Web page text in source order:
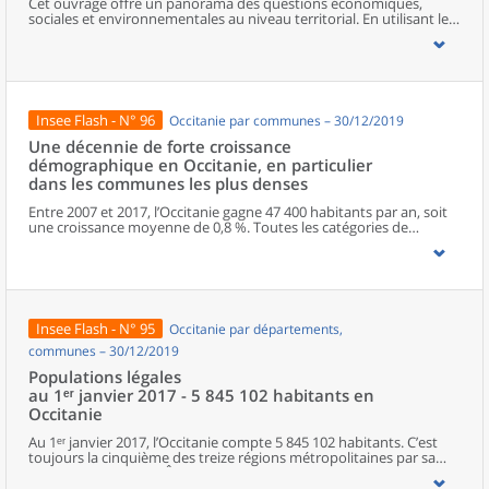
revanche, l’accroissement naturel, qui se mesure par la différence
entre le nombre de décès et de naissances, demeure en Occitanie
se situe très loin de la Guyane (+ 2,4 % par an) ou de l’Île-de-France
Alpes (+ 0,3 %) et Nouvelle-Aquitaine (- 0,1 %).
sociales et environnementales au niveau territorial. En utilisant les
disparités géographiques en France, sur les forces et faiblesses des
population.
Insee Flash - N° 96 Occitanie par communes – 30/12/2019
Une décennie de forte croissance
démographique en Occitanie, en particulier
dans les communes les plus denses
Entre 2007 et 2017, l’Occitanie gagne 47 400 habitants par an, soit
une croissance moyenne de 0,8 %. Toutes les catégories de
territoires, quel que soit leur degré de densité, bénéficient de ce
dynamisme démographique. Mais il est particulièrement fort dans
agglomérations qui conjuguent excédents naturel et migratoire.
Insee Flash - N° 95
Occitanie par départements,
communes – 30/12/2019
Populations légales
au 1ᵉʳ janvier 2017 - 5 845 102 habitants en
Occitanie
Au 1ᵉʳ janvier 2017, l’Occitanie compte 5 845 102 habitants. C’est
toujours la cinquième des treize régions métropolitaines par sa
population, derrière l’Île-de-France, Auvergne-Rhône-Alpes, les